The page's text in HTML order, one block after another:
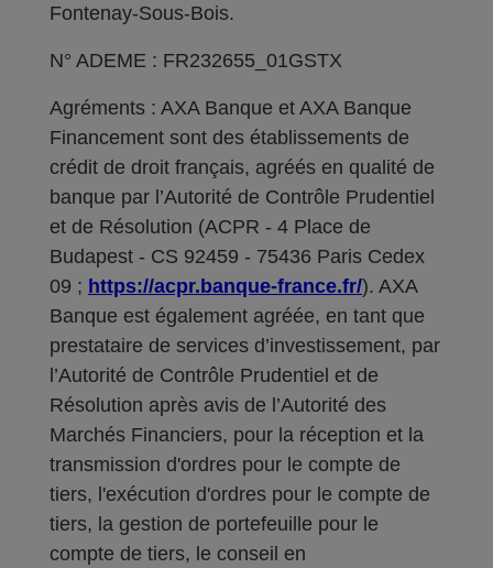
Fontenay-Sous-Bois.
N° ADEME : FR232655_01GSTX
Agréments : AXA Banque et AXA Banque
Financement sont des établissements de
crédit de droit français, agréés en qualité de
banque par l’Autorité de Contrôle Prudentiel
et de Résolution (ACPR - 4 Place de
Budapest - CS 92459 - 75436 Paris Cedex
09 ; https://acpr.banque-france.fr/). AXA
Banque est également agréée, en tant que
prestataire de services d’investissement, par
l’Autorité de Contrôle Prudentiel et de
Résolution après avis de l’Autorité des
Marchés Financiers, pour la réception et la
transmission d'ordres pour le compte de
tiers, l'exécution d'ordres pour le compte de
tiers, la gestion de portefeuille pour le
compte de tiers, le conseil en